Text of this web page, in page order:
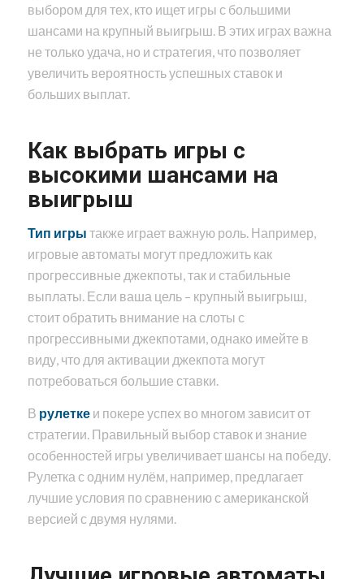
выбором для тех, кто ищет игры с большими
шансами на крупный выигрыш. В этих играх важна
не только удача, но и стратегия, что позволяет
увеличить вероятность успешных ставок и
больших выплат.
Как выбрать игры с
высокими шансами на
выигрыш
Тип игры также играет важную роль. Например,
игровые автоматы могут предложить как
прогрессивные джекпоты, так и стабильные
выплаты. Если ваша цель – крупный выигрыш,
стоит обратить внимание на слоты с
прогрессивными джекпотами, однако имейте в
виду, что для активации джекпота могут
потребоваться большие ставки.
В рулеткеи покере успех во многом зависит от
стратегии. Правильный выбор ставок и знание
особенностей игры увеличивает шансы на победу.
Рулетка с одним нулём, например, предлагает
лучшие условия по сравнению с американской
версией с двумя нулями.